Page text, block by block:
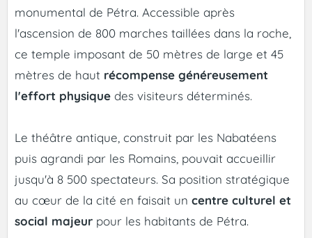
monumental de Pétra. Accessible après
l'ascension de 800 marches taillées dans la roche,
ce temple imposant de 50 mètres de large et 45
mètres de haut récompense généreusement
l'effort physique des visiteurs déterminés.
Le théâtre antique, construit par les Nabatéens
puis agrandi par les Romains, pouvait accueillir
jusqu'à 8 500 spectateurs. Sa position stratégique
au cœur de la cité en faisait un centre culturel et
social majeur pour les habitants de Pétra.